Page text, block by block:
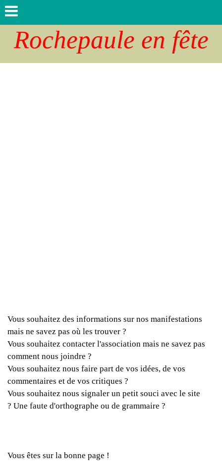
Rochepaule en fête
Vous souhaitez des informations sur nos manifestations
mais ne savez pas où les trouver ?
Vous souhaitez contacter l'association mais ne savez pas
comment nous joindre ?
Vous souhaitez nous faire part de vos idées, de vos
commentaires et de vos critiques ?
Vous souhaitez nous signaler un petit souci avec le site
? Une faute d'orthographe ou de grammaire ?
Vous êtes sur la bonne page !